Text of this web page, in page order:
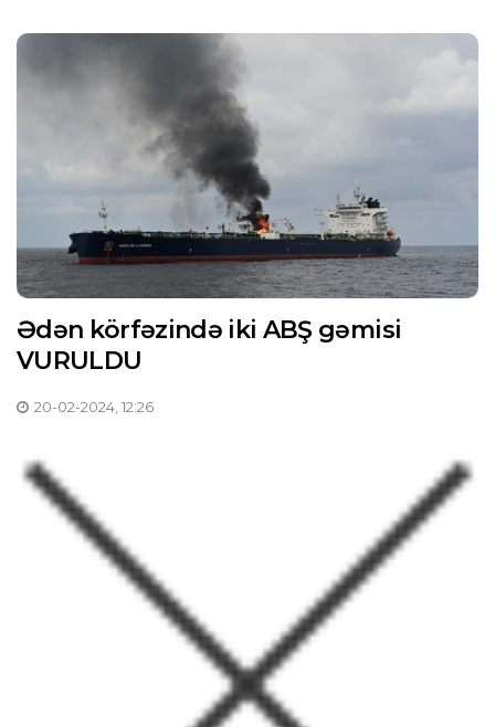
Ədən körfəzində iki ABŞ gəmisi
VURULDU
20-02-2024, 12:26